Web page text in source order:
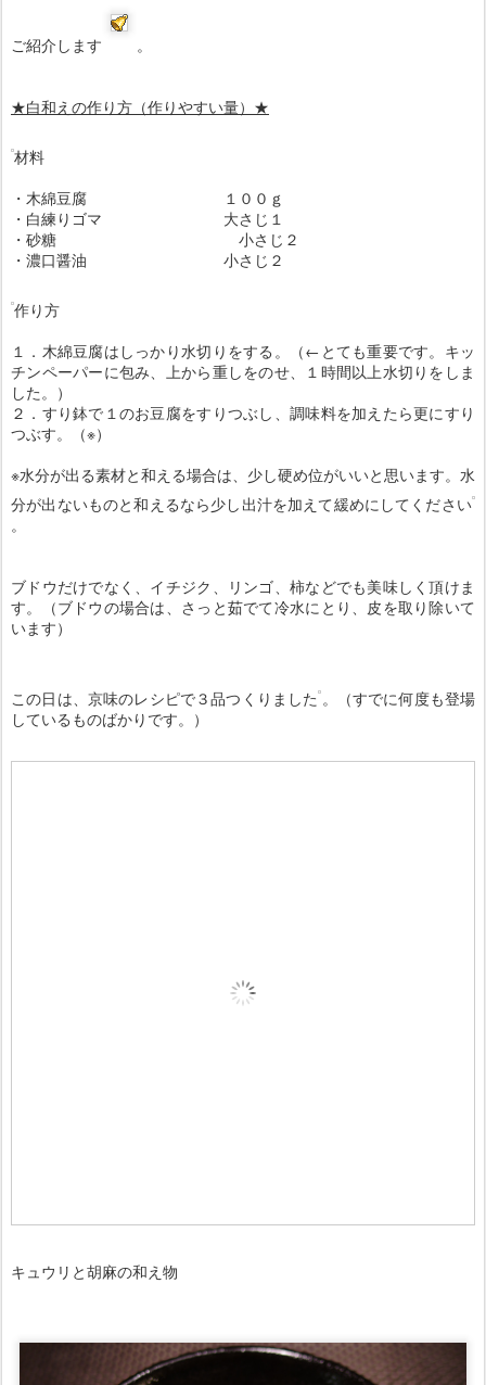
ご紹介します 。
★白和えの作り方（作りやすい量）★
材料
・木綿豆腐 １００ｇ
・白練りゴマ 大さじ１
・砂糖 小さじ２
・濃口醤油 小さじ２
作り方
１．木綿豆腐はしっかり水切りをする。（←とても重要です。キッ
チンペーパーに包み、上から重しをのせ、１時間以上水切りをしま
した。）
２．すり鉢で１のお豆腐をすりつぶし、調味料を加えたら更にすり
つぶす。（※）
※水分が出る素材と和える場合は、少し硬め位がいいと思います。水
分が出ないものと和えるなら少し出汁を加えて緩めにしてください
。
ブドウだけでなく、イチジク、リンゴ、柿などでも美味しく頂けま
す。（ブドウの場合は、さっと茹でて冷水にとり、皮を取り除いて
います）
この日は、京味のレシピで３品つくりました 。（すでに何度も登場
しているものばかりです。）
キュウリと胡麻の和え物